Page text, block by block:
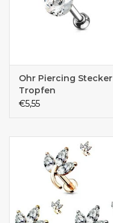
Ohr Piercing Stecker
Tropfen
€5,55